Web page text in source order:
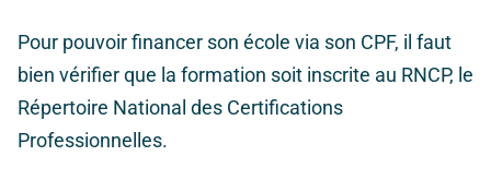
Pour pouvoir financer son école via son CPF, il faut
bien vérifier que la formation soit inscrite au RNCP, le
Répertoire National des Certifications
Professionnelles.